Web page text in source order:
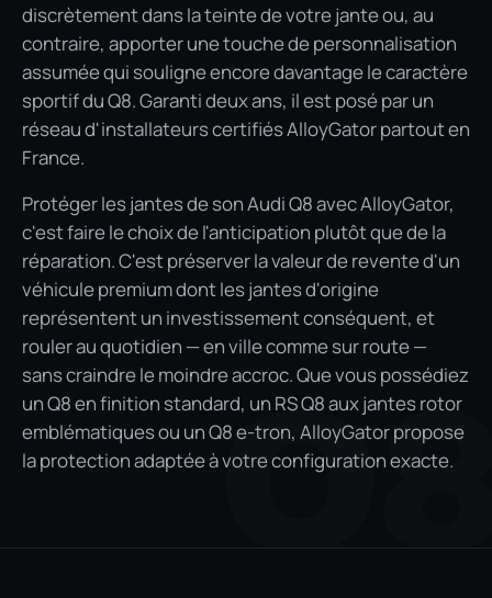
discrètement dans la teinte de votre jante ou, au
contraire, apporter une touche de personnalisation
assumée qui souligne encore davantage le caractère
sportif du Q8. Garanti deux ans, il est posé par un
réseau d'installateurs certifiés AlloyGator partout en
France.
Protéger les jantes de son Audi Q8 avec AlloyGator,
c'est faire le choix de l'anticipation plutôt que de la
réparation. C'est préserver la valeur de revente d'un
véhicule premium dont les jantes d'origine
représentent un investissement conséquent, et
rouler au quotidien — en ville comme sur route —
sans craindre le moindre accroc. Que vous possédiez
un Q8 en finition standard, un RS Q8 aux jantes rotor
emblématiques ou un Q8 e-tron, AlloyGator propose
la protection adaptée à votre configuration exacte.